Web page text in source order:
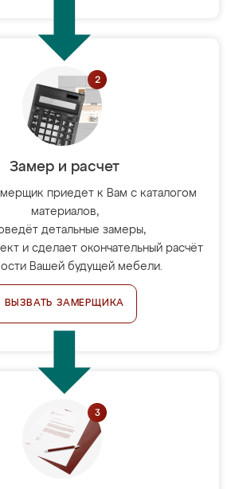
Замер и расчет
приедет к Вам с каталогом
материалов,
детальные замеры,
и сделает окончательный расчёт
Вашей будущей мебели.
ВЫЗВАТЬ ЗАМЕРЩИКА